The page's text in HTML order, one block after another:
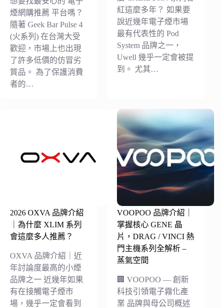
煙網購推薦 平台嗎？
隨著 Geek Bar Pulse 4
(火系列) 在台灣大受
歡迎，市場上也出現
了許多低價的仿冒劣
質品。 為了保護消費
者的…
紅這麼多年？ 如果要
說近幾年電子煙市場
最有代表性的 Pod
System 品牌之一，
Uwell 幾乎一定會被提
到。 尤其…
2026 OXVA 品牌介紹
｜為什麼 XLIM 系列
會這麼多人推薦？
OXVA 品牌介紹｜近
年討論度最高的小煙
品牌之一 近幾年如果
有在接觸電子煙市
場，幾乎一定會看到
VOOPOO 品牌介紹｜
掌握核心 GENE 晶
片，DRAG / VINCI 熱
門主機系列全解析 –
蒸氣空間
🏢 VOOPOO — 創新
科技引領電子霧化產
業 品牌與母公司概述